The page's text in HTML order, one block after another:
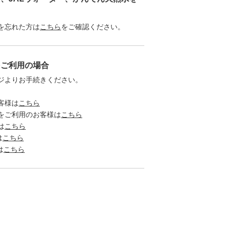
忘れた方はこちらをご確認ください。
利用の場合
りお手続きください。
様はこちら
ご利用のお客様はこちら
こちら
こちら
こちら